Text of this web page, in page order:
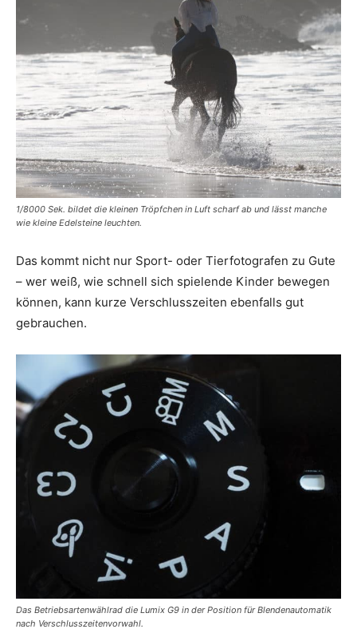
1/8000 Sek. bildet die kleinen Tröpfchen in Luft scharf ab und lässt manche
wie kleine Edelsteine leuchten.
Das kommt nicht nur Sport- oder Tierfotografen zu Gute
– wer weiß, wie schnell sich spielende Kinder bewegen
können, kann kurze Verschlusszeiten ebenfalls gut
gebrauchen.
Das Betriebsartenwählrad die Lumix G9 in der Position für Blendenautomatik
nach Verschlusszeitenvorwahl.